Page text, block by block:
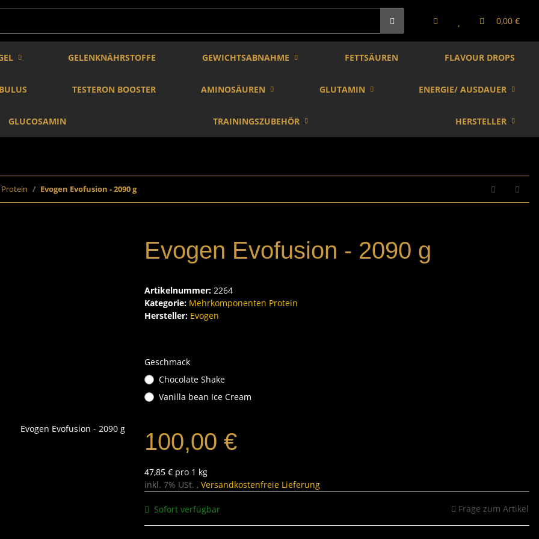
0,00 €
GELENKNÄHRSTOFFE GEWICHTSABNAHME FETTSÄUREN FLAVOUR DROPS
TESTERON BOOSTER AMINOSÄUREN GLUTAMIN ENERGIE/ AUSDAUER
GLUCOSAMIN TRAININGSZUBEHÖR HERSTELLER
Evogen Evofusion - 2090 g
Evogen Evofusion - 2090 g
Artikelnummer: 2264
Kategorie: Mehrkomponenten Protein
Hersteller: Evogen
Geschmack
Chocolate Shake
Vanilla bean Ice Cream
100,00 €
47,85 € pro 1 kg
inkl. 7% USt. , Versandkostenfreie Lieferung
Sofort verfügbar Frage zum Artikel